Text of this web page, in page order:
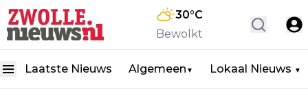
30°C
Bewolkt
Laatste Nieuws Algemeen ▼ Lokaal Nieuws ▼